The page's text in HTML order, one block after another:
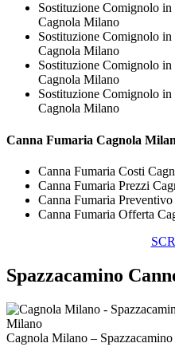
Sostituzione Comignolo
Cagnola Milano
Sostituzione Comignolo
Cagnola Milano
Sostituzione Comignolo
Cagnola Milano
Sostituzione Comignolo
Cagnola Milano
Canna Fumaria Cagnola
Canna Fumaria Costi
Canna Fumaria Prezzi
Canna Fumaria
Canna Fumaria Offerta
Spazzacamino
Cagnola Milano –